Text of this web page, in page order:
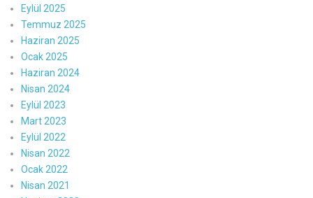
Eylül 2025
Temmuz 2025
Haziran 2025
Ocak 2025
Haziran 2024
Nisan 2024
Eylül 2023
Mart 2023
Eylül 2022
Nisan 2022
Ocak 2022
Nisan 2021